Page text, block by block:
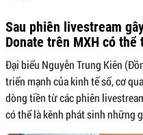
Sau phiên livestream
Donate trên MXH có
Đại biểu Nguyễn Trung Kiên
triển mạnh của kinh tế số, cơ
dòng tiền từ các phiên
có thể là kênh phát sinh những